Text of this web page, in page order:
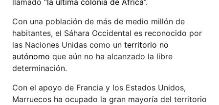
Con una población de más de medio millón de
habitantes, el Sáhara Occidental es reconocido por
las Naciones Unidas como un territorio no
autónomo que aún no ha alcanzado la libre
determinación.
Con el apoyo de Francia y los Estados Unidos,
Marruecos ha ocupado la gran mayoría del territorio